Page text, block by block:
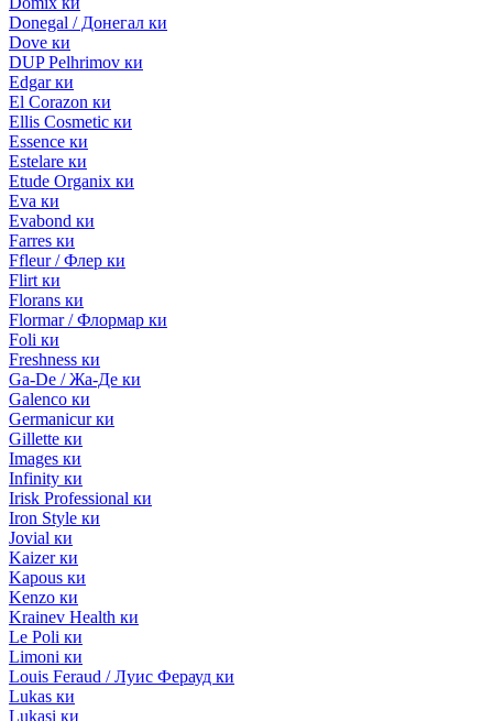
Donegal / Донегал ки
Dove ки
DUP Pelhrimov ки
Edgar ки
El Corazon ки
Ellis Cosmetic ки
Essence ки
Estelare ки
Etude Organix ки
Eva ки
Evabond ки
Farres ки
Ffleur / Флер ки
Flirt ки
Florans ки
Flormar / Флормар ки
Foli ки
Freshness ки
Ga-De / Жа-Де ки
Galenco ки
Germanicur ки
Gillette ки
Images ки
Infinity ки
Irisk Professional ки
Iron Style ки
Jovial ки
Kaizer ки
Kapous ки
Kenzo ки
Krainev Health ки
Le Poli ки
Limoni ки
Louis Feraud / Луис Ферауд ки
Lukas ки
Lukasi ки